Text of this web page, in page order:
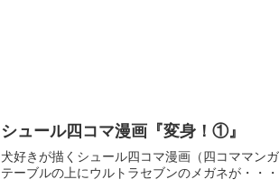
シュール四コマ漫画『変身！①』
犬好きが描くシュール四コマ漫画（四コママ
テーブルの上にウルトラセブンのメガネが・・・